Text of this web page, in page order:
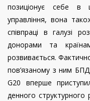
позиціонує себе в
управління, вона
співпраці в галузі
донорами та
розвивається.
пов’язаному з ним
G20 вперше
денного структурного